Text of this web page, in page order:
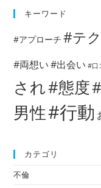
キーワード
#アプローチ #テ
#両想い#出会い #口
され#態度
男性#行動
カテゴリ
不倫